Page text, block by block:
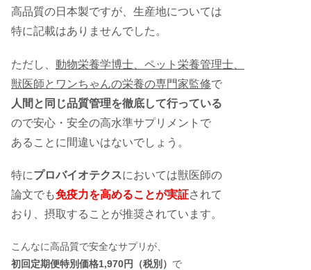
高品質の日本製ですが、生産地については
特に記載はありませんでした。
ただし、 動物栄養学博士、ペット栄養管理士、
獣医師とワンちゃんの栄養の専門家監修で
人間と同じ品質管理を徹底して行っている
ので安心・安全の高水準サプリメントで
あることに間違いはないでしょう。
特にプロバイオテクスにおいては獣医師の
論文でも免疫力を高めることが実証されて
おり、摂取することが推奨されています。
こんなに高品質で安全なサプリが、
初回定期便特別価格1,970円（税別） で